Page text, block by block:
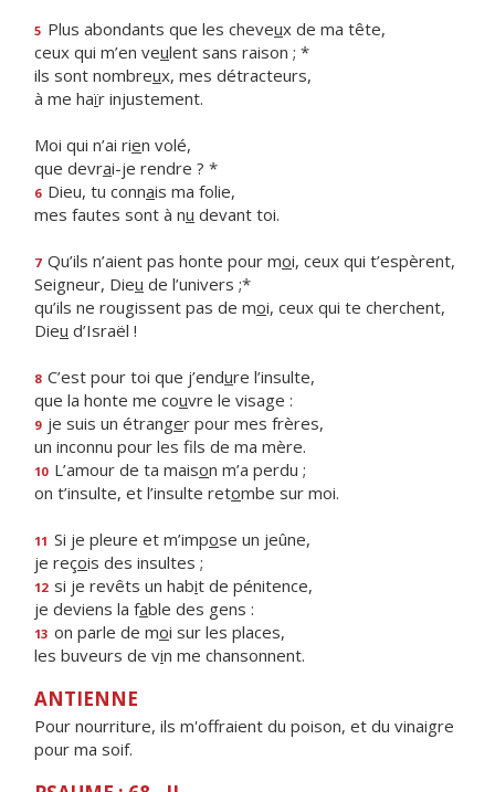
5 Plus abondants que les cheveux de ma tête,
ceux qui m’en veulent sans raison ; *
ils sont nombreux, mes détracteurs,
à me haïr injustement.
Moi qui n’ai rien volé,
que devrai-je rendre ? *
6 Dieu, tu connais ma folie,
mes fautes sont à nu devant toi.
7 Qu’ils n’aient pas honte pour moi, ceux qui t’espèrent,
Seigneur, Dieu de l’univers ;*
qu’ils ne rougissent pas de moi, ceux qui te cherchent,
Dieu d’Israël !
8 C’est pour toi que j’endure l’insulte,
que la honte me couvre le visage :
9 je suis un étranger pour mes frères,
un inconnu pour les fls de ma mère.
10 L’amour de ta maison m’a perdu ;
on t’insulte, et l’insulte retombe sur moi.
11 Si je pleure et m’impose un jeûne,
je reçois des insultes ;
12 si je revêts un habit de pénitence,
je deviens la fable des gens :
13 on parle de moi sur les places,
les buveurs de vin me chansonnent.
ANTIENNE
Pour nourriture, ils m'offraient du poison, et du vinaigre
pour ma soif.